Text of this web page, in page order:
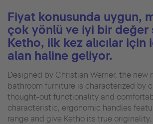
Fiyat konusunda uygun,
çok yönlü ve iyi bir değer
Ketho, ilk kez alıcılar için
alan haline geliyor.
Designed by Christian Werner, the new
bathroom furniture is characterized by
thought-out functionality and
characteristic, ergonomic handles
range and give Ketho its true